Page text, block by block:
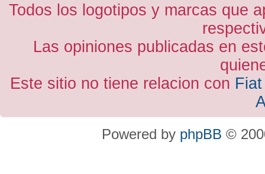
Todos los logotipos y marcas que
Las opiniones publicadas en
Este sitio no tiene relacion con
Powered by phpBB ©